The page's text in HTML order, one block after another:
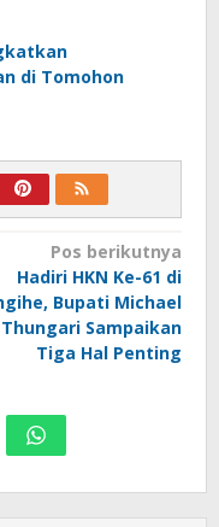
di Tomohon
Pos berikutnya
Hadiri HKN Ke-61 di
Bupati Michael
Thungari Sampaikan
Tiga Hal Penting